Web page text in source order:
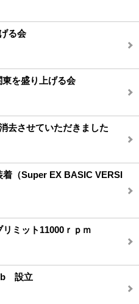
る会
を盛り上げる会
去させていただきました
着（Super EX BASIC VERSI
リミット11000ｒｐｍ
設立